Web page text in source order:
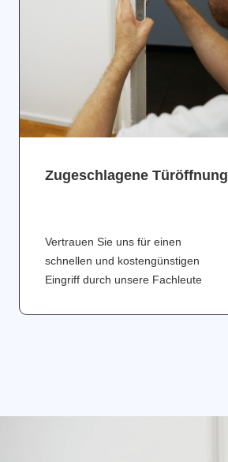
Zugeschlagene Türöffnung
Vertrauen Sie uns für einen
schnellen und kostengünstigen
Eingriff durch unsere Fachleute